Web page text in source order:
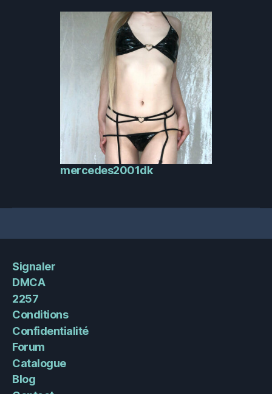
mercedes2001dk
Signaler
DMCA
2257
Conditions
Confidentialité
Forum
Catalogue
Blog